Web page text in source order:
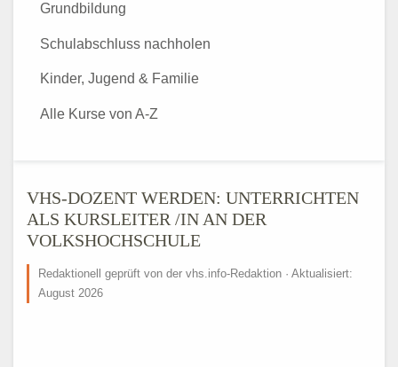
VHS-DOZENT WERDEN: UNTERRICHTEN
ALS KURSLEITER /IN AN DER
VOLKSHOCHSCHULE
Redaktionell geprüft von der vhs.info-Redaktion · Aktualisiert:
August 2026
Grundbildung
Schulabschluss nachholen
Kinder, Jugend & Familie
Alle Kurse von A-Z